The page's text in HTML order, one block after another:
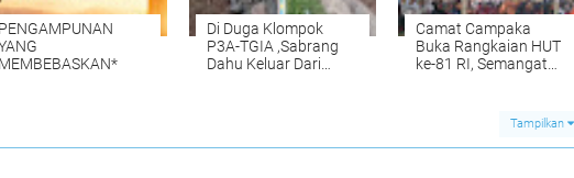
PENGAMPUNAN
MEMBEBASKAN*
Di Duga Klompok
P3A-TGIA ,Sabrang
Dahu Keluar Dari
Camat Campaka
Buka Rangkaian HUT
ke-81 RI, Semangat
Lomba KaraokeTampilkan